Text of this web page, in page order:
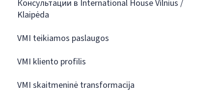
Консультации в International House Vilnius /
Klaipėda
VMI teikiamos paslaugos
VMI kliento profilis
VMI skaitmeninė transformacija